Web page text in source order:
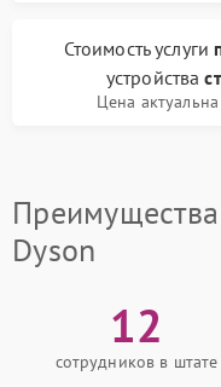
Стоимость услуги
устройства
Цена
Dyson
12
сотрудников в штате